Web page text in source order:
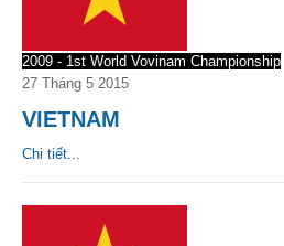
2009 - 1st World Vovinam Championship
27 Tháng 5 2015
VIETNAM
Chi tiết...